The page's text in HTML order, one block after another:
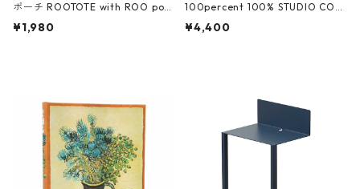
ポーチ ROOTOTE with ROO pou
ch 3532 ルートート WR.ポーチ.ラ
¥1,980
100percent 100% STUDIO COH
AKU Timeless 100パーセント ス
¥4,400